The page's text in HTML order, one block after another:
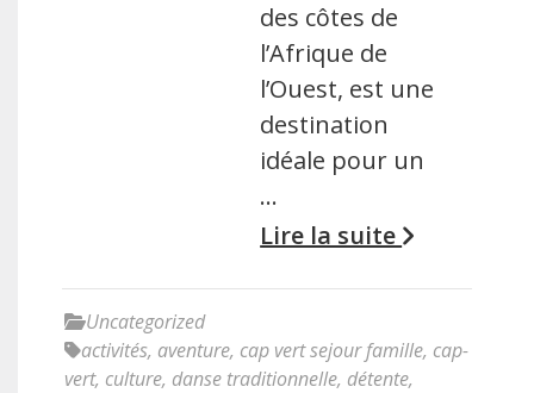
des côtes de
l’Afrique de
l’Ouest, est une
destination
idéale pour un
…
Lire la suite
Uncategorized
activités, aventure, cap vert sejour famille, cap-
vert, culture, danse traditionnelle, détente,